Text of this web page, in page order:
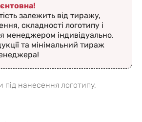
залежить від тиражу,
складності логотипу і
менеджером індивідуально.
та мінімальний тираж
нанесення логотипу,